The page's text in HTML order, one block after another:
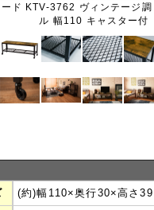
ド KTV-3762 ヴィンテージ
ル 幅110 キャスター付
(約)幅110×奥行30×高さ